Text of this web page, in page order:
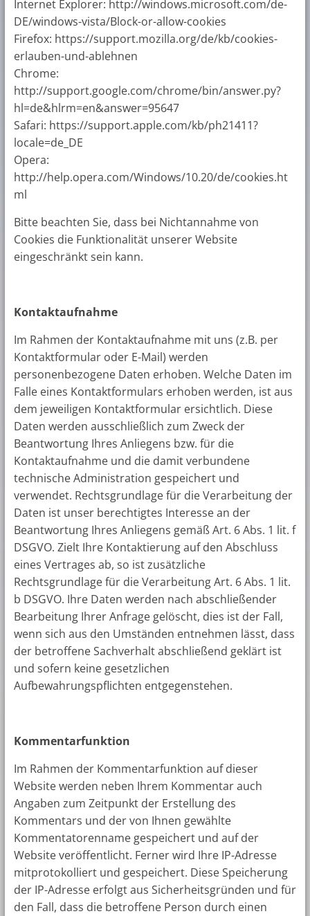
Internet Explorer: http://windows.microsoft.com/de-
DE/windows-vista/Block-or-allow-cookies
Firefox: https://support.mozilla.org/de/kb/cookies-
erlauben-und-ablehnen
Chrome:
http://support.google.com/chrome/bin/answer.py?
hl=de&hlrm=en&answer=95647
Safari: https://support.apple.com/kb/ph21411?
locale=de_DE
Opera:
http://help.opera.com/Windows/10.20/de/cookies.ht
ml
Bitte beachten Sie, dass bei Nichtannahme von
Cookies die Funktionalität unserer Website
eingeschränkt sein kann.
Kontaktaufnahme
Im Rahmen der Kontaktaufnahme mit uns (z.B. per
Kontaktformular oder E-Mail) werden
personenbezogene Daten erhoben. Welche Daten im
Falle eines Kontaktformulars erhoben werden, ist aus
dem jeweiligen Kontaktformular ersichtlich. Diese
Daten werden ausschließlich zum Zweck der
Beantwortung Ihres Anliegens bzw. für die
Kontaktaufnahme und die damit verbundene
technische Administration gespeichert und
verwendet. Rechtsgrundlage für die Verarbeitung der
Daten ist unser berechtigtes Interesse an der
Beantwortung Ihres Anliegens gemäß Art. 6 Abs. 1 lit. f
DSGVO. Zielt Ihre Kontaktierung auf den Abschluss
eines Vertrages ab, so ist zusätzliche
Rechtsgrundlage für die Verarbeitung Art. 6 Abs. 1 lit.
b DSGVO. Ihre Daten werden nach abschließender
Bearbeitung Ihrer Anfrage gelöscht, dies ist der Fall,
wenn sich aus den Umständen entnehmen lässt, dass
der betroffene Sachverhalt abschließend geklärt ist
und sofern keine gesetzlichen
Aufbewahrungspflichten entgegenstehen.
Kommentarfunktion
Im Rahmen der Kommentarfunktion auf dieser
Website werden neben Ihrem Kommentar auch
Angaben zum Zeitpunkt der Erstellung des
Kommentars und der von Ihnen gewählte
Kommentatorenname gespeichert und auf der
Website veröffentlicht. Ferner wird Ihre IP-Adresse
mitprotokolliert und gespeichert. Diese Speicherung
der IP-Adresse erfolgt aus Sicherheitsgründen und für
den Fall, dass die betroffene Person durch einen